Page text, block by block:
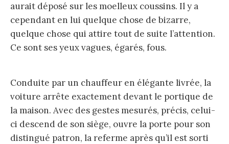
aurait déposé sur les moelleux coussins. Il y a
cependant en lui quelque chose de bizarre,
quelque chose qui attire tout de suite l’attention.
Ce sont ses yeux vagues, égarés, fous.
Conduite par un chauffeur en élégante livrée, la
voiture arrête exactement devant le portique de
la maison. Avec des gestes mesurés, précis, celui-
ci descend de son siège, ouvre la porte pour son
distingué patron, la referme après qu’il est sorti